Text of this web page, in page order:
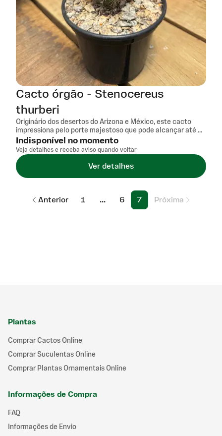
Cacto órgão - Stenocereus
thurberi
Originário dos desertos do Arizona e México, este cacto
impressiona pelo porte majestoso que pode alcançar até 8
metros de altura, formando uma silhueta escultural de
múltiplos ramos verticais que lembram tubos de órgão.
Suas hastes verde-vibrantes, adornadas com espinhos
cinza a negros, criam um contraste visual marcante que
valoriza qualquer coleção de suculentas. O grande
diferencial está nas flores brancas perfumadas que se
abrem à noite e permanecem abertas durante o dia
seguinte, seguidas por frutos vermelhos comestíveis
tradicionalmente apreciados por povos indígenas. Ideal
Indisponível no momento
Veja detalhes e receba aviso quando voltar
Ver detalhes
Anterior 1 ... 6 7 Próxima
Plantas
Comprar Cactos Online
Comprar Suculentas Online
Comprar Plantas Ornamentais Online
Informações de Compra
FAQ
Informações de Envio